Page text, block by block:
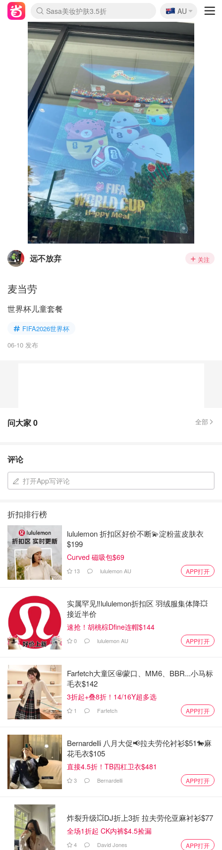
lululemon折扣上新
Sasa美妆护肤3.5折
SSENSE年中3折
FreshBeauty好价汇总
Cettire降价+叠9折
Farfetch折上8折
WWS Coles超市实拍
viagogo二手票捡漏
Myer清仓1折起
The Outnet奢牌1折起
David Jones 3折起
Flannels大牌1折
Perfumes Club护肤1折
AMIRO返校季6.2折
Oweek抽奖送Airpods
Amazon折扣汇总
eToro入金$200送$50
Amazon数码好物
ICONIC本周7.5折
ThedoubleF高奢地板价
Moose Knuckles 6折
丝芙兰5折起
EUFY官网3.7折起
Selenichast首饰2折
Trip机票酒店促销
YSL送5件彩妆礼
Amazon家居好物
BIGBANG巡演开票
David Jones时尚3折
Amazon美妆护肤
雅漾大喷$8
过敏原检测盒$33
伊索独家赠50ml沐浴露
科颜氏清仓3折
SEALIFE海洋馆门票6折
丝塔芙大白罐$16
订阅Newsletter送香薰
Cult Beauty 6.8折
Harrods圣诞日历2.3折
LN-CC奢牌私促3折
d'Alba空姐喷雾$16
EVE LOM套装逆天2折
Bernardelli独家4折
Adore Beauty 6折起
CT圣诞日历
Mytheresa奢品2.7折
Luxury Escapes 9折
Currentbody美容仪9折
卡诗9折+赠4件礼
MOON Garden Live
ALLSAINTS美衣3折
Roborock扫地机3.7折
Tingo Life水杯$24
Valentino官网5折
CR洗发护发6.3折
🇦🇺
AU
远不放弃 关注
麦当劳
世界杯儿童套餐
FIFA2026世界杯
06-10 发布
问大家0 全部
评论
打开App写评论
折扣排行榜
lululemon 折扣区好价不断💫淀粉蓝皮肤衣
$199
Curved 磁吸包$69
13 lululemon AU APP打开
实属罕见‼️lululemon折扣区 羽绒服集体降💥
接近半价
速抢！胡桃棕Dfine连帽$144
0 lululemon AU APP打开
Farfetch大童区🤩蒙口、MM6、BBR...小马标
毛衣$142
3折起+叠8折！14/16Y超多选
1 Farfetch APP打开
Bernardelli 八月大促📢拉夫劳伦衬衫$51🐎麻
花毛衣$105
直接4.5折！TB四杠卫衣$481
3 Bernardelli APP打开
炸裂升级💥DJ折上3折 拉夫劳伦亚麻衬衫$77
全场1折起 CK内裤$4.5捡漏
4 David Jones APP打开